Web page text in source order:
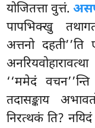
योजितत्ता वुत्तं.
पापभिक्खु
अत्तनो
अनरियवोहारावत्था
‘‘ममेदं
तदासङ्काय
निरत्थकं ति?